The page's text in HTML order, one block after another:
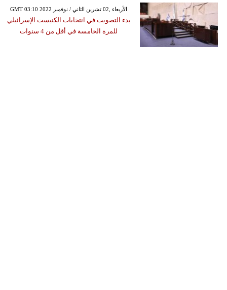
GMT 03:10 2022 الأربعاء ,02 تشرين الثاني / نوفمبر
بدء التصويت في انتخابات الكنيست الإسرائيلي
للمرة الخامسة في أقل من 4 سنوات